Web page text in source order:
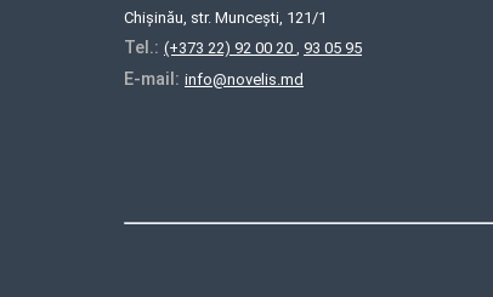
Chișinău, str. Muncești, 121/1
Tel.: (+373 22) 92 00 20 , 93 05 95
E-mail: info@novelis.md